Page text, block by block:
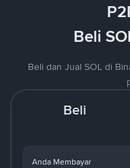
Beli
Beli dan Jual SOL di
Beli
Anda Membayar